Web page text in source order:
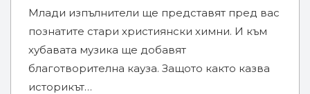
Млади изпълнители ще представят пред вас
познатите стари християнски химни. И към
хубавата музика ще добавят
благотворителна кауза. Защото както казва
историкът…